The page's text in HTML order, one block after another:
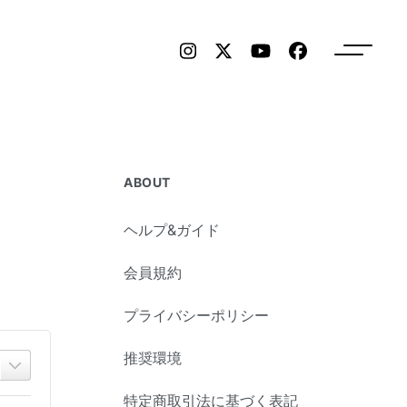
ABOUT
ヘルプ&ガイド
会員規約
プライバシーポリシー
推奨環境
特定商取引法に基づく表記